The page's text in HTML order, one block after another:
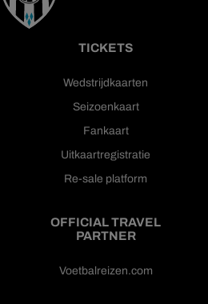
TICKETS
Wedstrijdkaarten
Seizoenkaart
Fankaart
Uitkaartregistratie
Re-sale platform
OFFICIAL TRAVEL
PARTNER
Voetbalreizen.com